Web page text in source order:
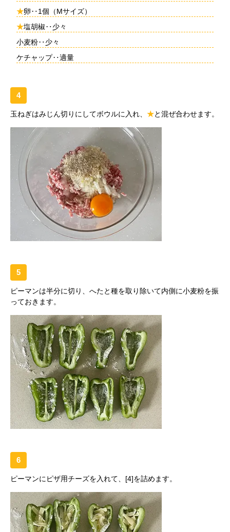
★卵‥1個（Mサイズ）
★塩胡椒‥少々
小麦粉‥少々
ケチャップ‥適量
4
玉ねぎはみじん切りにしてボウルに入れ、 ★と混ぜ合わせます。
5
ピーマンは半分に切り、へたと種を取り除いて内側に小麦粉を振
っておきます。
6
ピーマンにピザ用チーズを入れて、[4]を詰めます。